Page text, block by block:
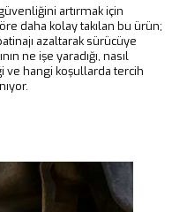
artırmak için
daha kolay takılan bu ürün;
azaltarak sürücüye
ne işe yaradığı, nasıl
ve hangi koşullarda tercih